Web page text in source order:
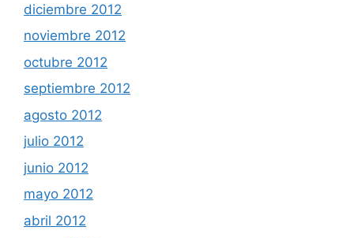
diciembre 2012
noviembre 2012
octubre 2012
septiembre 2012
agosto 2012
julio 2012
junio 2012
mayo 2012
abril 2012